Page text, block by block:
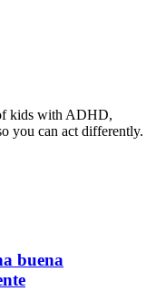
kids with ADHD,
you can act differently.
buena